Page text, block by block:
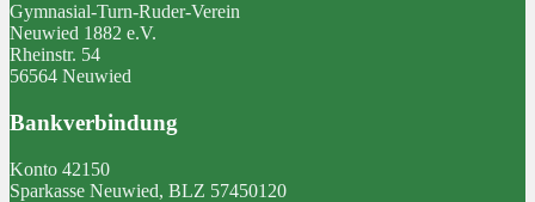
Gymnasial-Turn-Ruder-Verein
Neuwied 1882 e.V.
Rheinstr. 54
56564 Neuwied
Bankverbindung
Konto 42150
Sparkasse Neuwied, BLZ 57450120